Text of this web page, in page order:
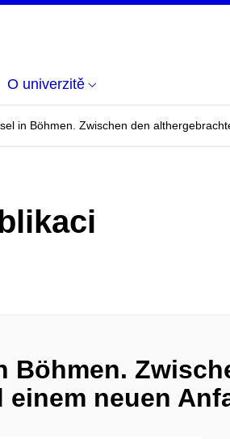
O univerzitě
in Böhmen. Zwischen den
Böhmen.
neuen